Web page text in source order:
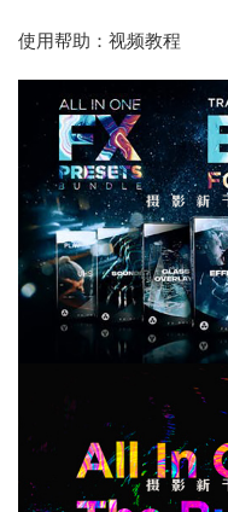
使用帮助：视频教程